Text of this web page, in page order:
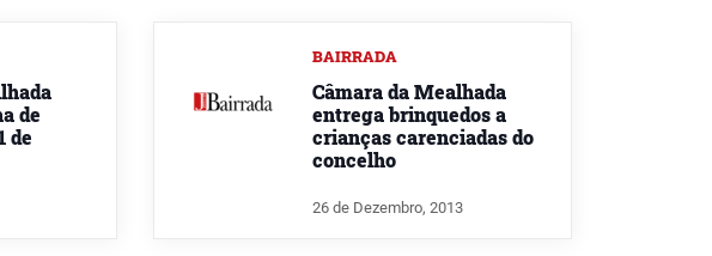
de
de
BAIRRADA
Câmara da Mealhada
entrega brinquedos a
crianças carenciadas do
concelho
26 de Dezembro, 2013